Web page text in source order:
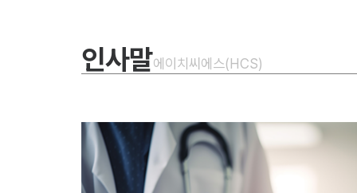
인사말에이치씨에스(HCS)